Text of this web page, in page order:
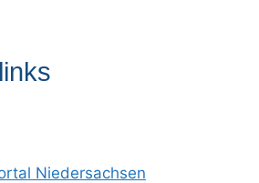
Niedersachsen